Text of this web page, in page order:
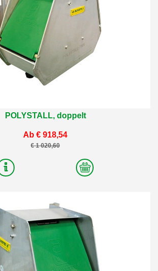
POLYSTALL, doppelt
Ab € 918,54
€ 1 020,60
2
Varianten